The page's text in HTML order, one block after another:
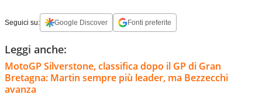
Seguici su: Google Discover Fonti preferite
Leggi anche:
MotoGP Silverstone, classifica dopo il GP di Gran
Bretagna: Martin sempre più leader, ma Bezzecchi
avanza